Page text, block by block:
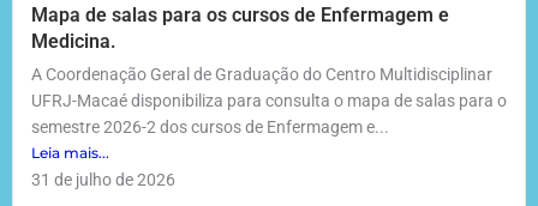
Mapa de salas para os cursos de Enfermagem e
Medicina.
A Coordenação Geral de Graduação do Centro Multidisciplinar
UFRJ-Macaé disponibiliza para consulta o mapa de salas para o
semestre 2026-2 dos cursos de Enfermagem e...
Leia mais...
31 de julho de 2026